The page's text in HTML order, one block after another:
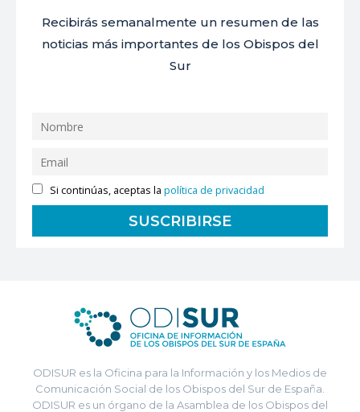
Recibirás semanalmente un resumen de las
noticias más importantes de los Obispos del
Sur
Si continúas, aceptas lapolítica de privacidad
ODISUR es la Oficina para la Información y los Medios de
Comunicación Social de los Obispos del Sur de España.
ODISUR es un órgano de la Asamblea de los Obispos del